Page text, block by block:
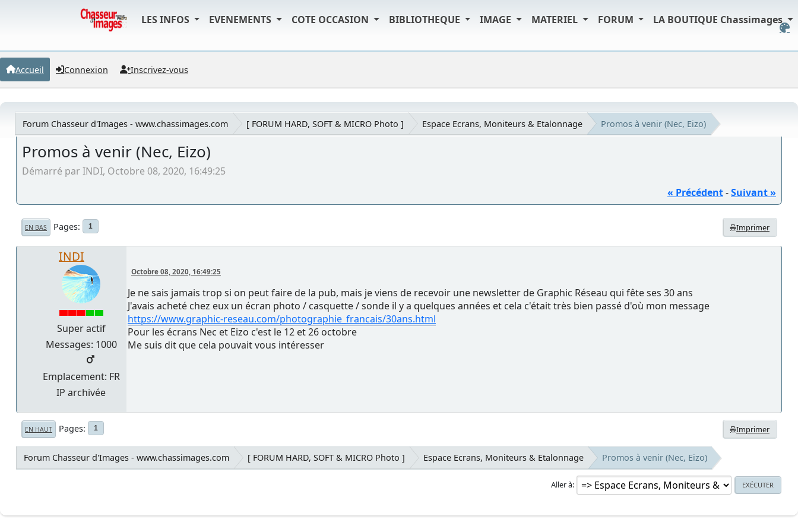
LES INFOS EVENEMENTS COTE OCCASION BIBLIOTHEQUE IMAGE MATERIEL FORUM LA BOUTIQUE Chassimages
Accueil Connexion Inscrivez-vous
Forum Chasseur d'Images - www.chassimages.com [ FORUM HARD, SOFT & MICRO Photo ] Espace Ecrans, Moniteurs & Etalonnage Promos à venir (Nec, Eizo)
Promos à venir (Nec, Eizo)
Démarré par INDI, Octobre 08, 2020, 16:49:25
« Précédent-Suivant »
Imprimer
EN BAS Pages 1
INDI
Super actif
Messages: 1000
Emplacement: FR
IP archivée
Octobre 08, 2020, 16:49:25
Je ne sais jamais trop si on peut faire de la pub, mais je viens de recevoir une newsletter de Graphic Réseau qui fête ses 30 ans
J'avais acheté chez eux un écran photo / casquette / sonde il y a quelques années et cela c'était très bien passé d'où mon message
https://www.graphic-reseau.com/photographie_francais/30ans.html
Pour les écrans Nec et Eizo c'est le 12 et 26 octobre
Me suis dit que cela pouvait vous intéresser
Imprimer
EN HAUT Pages 1
Forum Chasseur d'Images - www.chassimages.com [ FORUM HARD, SOFT & MICRO Photo ] Espace Ecrans, Moniteurs & Etalonnage Promos à venir (Nec, Eizo)
Aller à